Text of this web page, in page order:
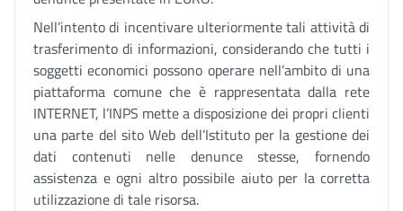
Nell’intento di incentivare ulteriormente tali attività di
trasferimento di informazioni, considerando che tutti i
soggetti economici possono operare nell’ambito di una
piattaforma comune che è rappresentata dalla rete
INTERNET, l’INPS mette a disposizione dei propri clienti
una parte del sito Web dell’Istituto per la gestione dei
dati contenuti nelle denunce stesse, fornendo
assistenza e ogni altro possibile aiuto per la corretta
utilizzazione di tale risorsa.